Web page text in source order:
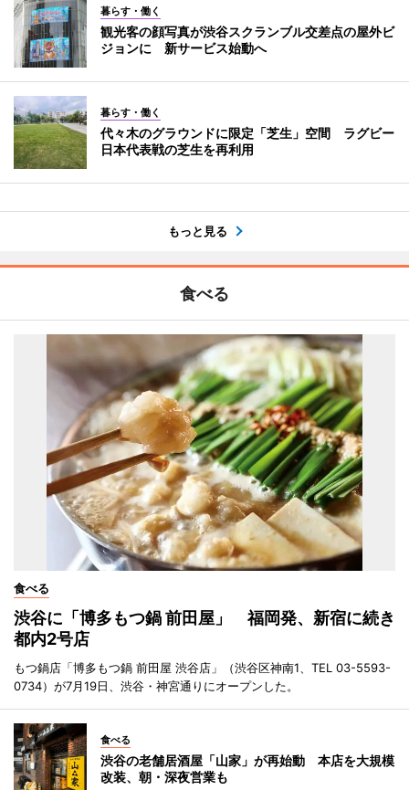
暮らす・働く
観光客の顔写真が渋谷スクランブル交差点の屋外ビ
ジョンに 新サービス始動へ
暮らす・働く
代々木のグラウンドに限定「芝生」空間 ラグビー
日本代表戦の芝生を再利用
もっと見る
食べる
食べる
渋谷に「博多もつ鍋 前田屋」 福岡発、新宿に続き
都内2号店
もつ鍋店「博多もつ鍋 前田屋 渋谷店」（渋谷区神南1、TEL 03-5593-
0734）が7月19日、渋谷・神宮通りにオープンした。
食べる
渋谷の老舗居酒屋「山家」が再始動 本店を大規模
改装、朝・深夜営業も